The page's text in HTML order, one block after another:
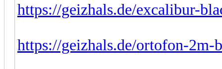
https://geizhals.de/excalibur-
https://geizhals.de/ortofon-2m-